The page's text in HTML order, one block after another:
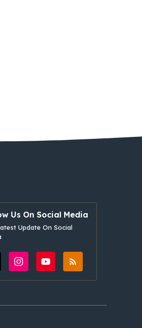
Us On Social Media
Update On Social